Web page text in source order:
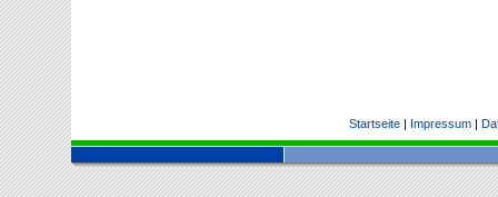
Startseite| Impressum|